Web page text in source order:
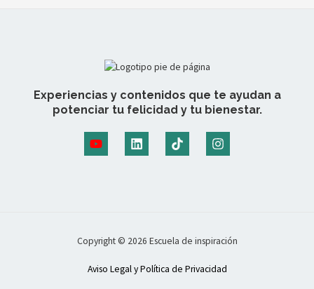
Experiencias y contenidos que te ayudan a
potenciar tu felicidad y tu bienestar.
Copyright © 2026 Escuela de inspiración
Aviso Legal y Política de Privacidad